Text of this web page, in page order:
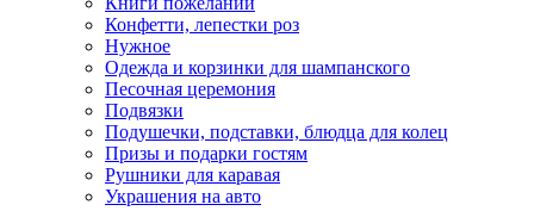
Конфетти, лепестки роз
Нужное
Одежда и корзинки для шампанского
Песочная церемония
Подвязки
Подушечки, подставки, блюдца для колец
Призы и подарки гостям
Рушники для каравая
Украшения на авто